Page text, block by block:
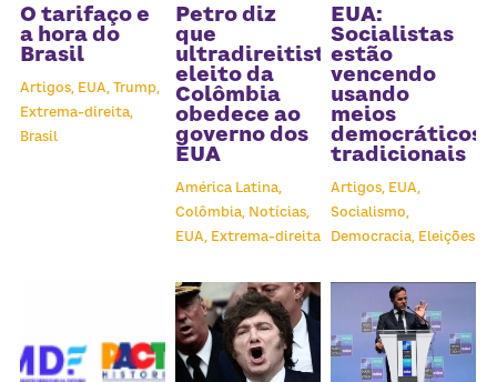
O tarifaço e
a hora do
Brasil
Artigos, EUA, Trump,
Extrema-direita,
Brasil
Petro diz
que
ultradireitista
eleito da
Colômbia
obedece ao
governo dos
EUA
América Latina,
Colômbia, Notícias,
EUA, Extrema-direita
EUA:
Socialistas
estão
vencendo
usando
meios
democráticos
tradicionais
Artigos, EUA,
Socialismo,
Democracia, Eleições